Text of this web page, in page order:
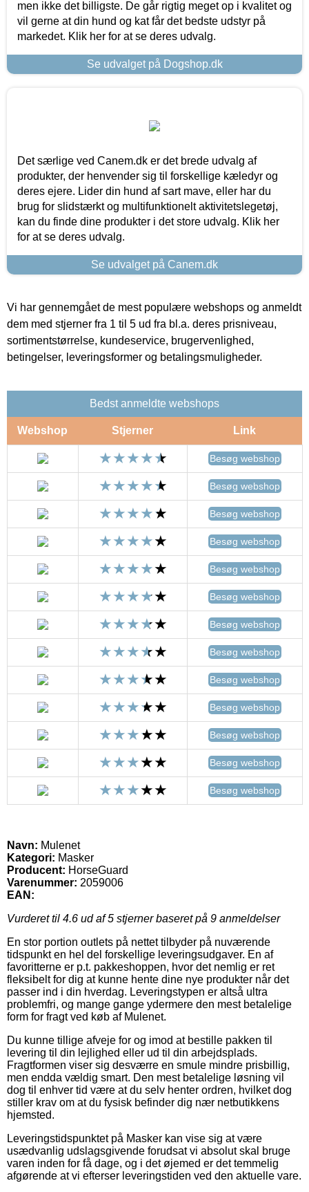
men ikke det billigste. De går rigtig meget op i kvalitet og
vil gerne at din hund og kat får det bedste udstyr på
markedet. Klik her for at se deres udvalg.
Se udvalget på Dogshop.dk
Det særlige ved Canem.dk er det brede udvalg af
produkter, der henvender sig til forskellige kæledyr og
deres ejere. Lider din hund af sart mave, eller har du
brug for slidstærkt og multifunktionelt aktivitetslegetøj,
kan du finde dine produkter i det store udvalg. Klik her
for at se deres udvalg.
Se udvalget på Canem.dk
Vi har gennemgået de mest populære webshops og anmeldt
dem med stjerner fra 1 til 5 ud fra bl.a. deres prisniveau,
sortimentstørrelse, kundeservice, brugervenlighed,
betingelser, leveringsformer og betalingsmuligheder.
Bedst anmeldte webshops
Webshop Stjerner Link
Besøg webshop
Besøg webshop
Besøg webshop
Besøg webshop
Besøg webshop
Besøg webshop
Besøg webshop
Besøg webshop
Besøg webshop
Besøg webshop
Besøg webshop
Besøg webshop
Besøg webshop
Navn: Mulenet
Kategori: Masker
Producent: HorseGuard
Varenummer: 2059006
EAN:
Vurderet til 4.6 ud af 5 stjerner baseret på 9 anmeldelser
En stor portion outlets på nettet tilbyder på nuværende
tidspunkt en hel del forskellige leveringsudgaver. En af
favoritterne er p.t. pakkeshoppen, hvor det nemlig er ret
fleksibelt for dig at kunne hente dine nye produkter når det
passer ind i din hverdag. Leveringstypen er altså ultra
problemfri, og mange gange ydermere den mest betalelige
form for fragt ved køb af Mulenet.
Du kunne tillige afveje for og imod at bestille pakken til
levering til din lejlighed eller ud til din arbejdsplads.
Fragtformen viser sig desværre en smule mindre prisbillig,
men endda vældig smart. Den mest betalelige løsning vil
dog til enhver tid være at du selv henter ordren, hvilket dog
stiller krav om at du fysisk befinder dig nær netbutikkens
hjemsted.
Leveringstidspunktet på Masker kan vise sig at være
usædvanlig udslagsgivende forudsat vi absolut skal bruge
varen inden for få dage, og i det øjemed er det temmelig
afgørende at vi efterser leveringstiden ved den aktuelle vare.